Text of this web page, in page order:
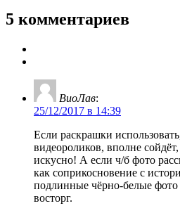
5 комментариев
ВиоЛав:
25/12/2017 в 14:39
Если раскрашки
видеороликов, вполне
искусно! А если ч/б фото
как соприкосновение с
подлинные чёрно-белые
восторг.